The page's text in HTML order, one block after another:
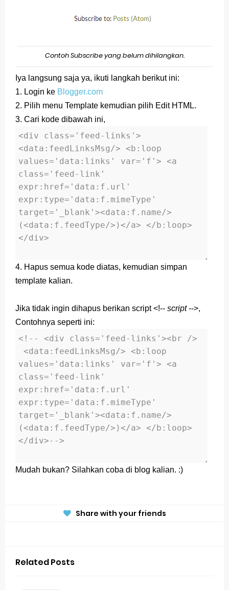
Organ Peredaran Darah pada Manusia dan
Latihan Tema 1 Subtema 1 Kelas 5
Soal dan Kunci Jawaban PAT PJOK Kelas 1
Soal dan Kunci Jawaban PAT Bahasa Indonesia
Kelas 4
Soal dan Jawaban PLBJ Kelas 1 (Keamanan
Pengguna Jalan Raya)
Soal dan Jawaban Matematika (ESPS) Kelas 4
Halaman 146
Belajar Dari Rumah Kelas 1 (Selasa, 25 Mei 2021)
Jawaban BUPENA 4D Kelas 4 Halaman 110
Jawaban ESPS (Matematika) Kelas 4 Halaman 169
Belajar Dari Rumah Kelas 4 (Selasa, 25 Mei 2021)
Ulangan Harian PKn Kelas 7 Semester 2
Kunci Jawaban IPS Halaman 4 Kelas 8 Semester 1
Kunci Jawaban Bahasa Inggris Halaman 8-9 Kelas
9 Semeter 1
Contoh Subscribe yang belum dihilangkan.
Iya langsung saja ya, ikuti langkah berikut ini:
1. Login ke Blogger.com
2. Pilih menu Template kemudian pilih Edit HTML.
3. Cari kode dibawah ini,
4. Hapus semua kode diatas, kemudian simpan
template kalian.
Jika tidak ingin dihapus berikan script <!-- script-->,
Contohnya seperti ini:
Mudah bukan? Silahkan coba di blog kalian. :)
Share with your friends
Related Posts